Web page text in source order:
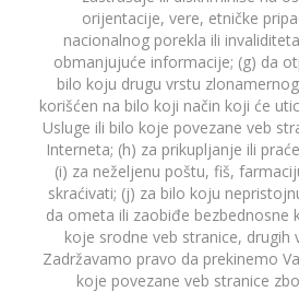
orijentacije, vere, etničke
nacionalnog porekla ili
obmanjujuće informacije; (g) da
bilo koju drugu vrstu
korišćen na bilo koji način koji će
Usluge ili bilo koje povezane veb
Interneta; (h) za prikupljanje ili
(i) za neželjenu poštu, fiš,
skraćivati; (j) za bilo koju
da ometa ili zaobiđe bezbednosne
koje srodne veb stranice, drugih
Zadržavamo pravo da prekinemo
koje povezane veb stranice